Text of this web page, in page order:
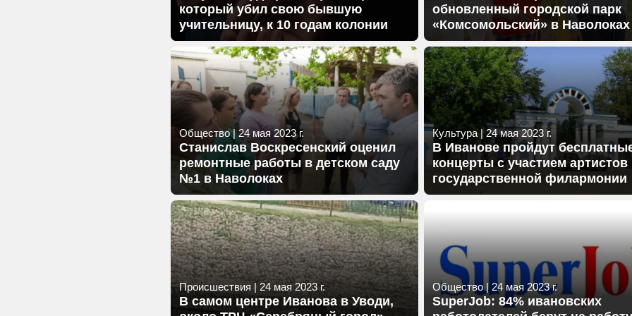
который убил свою бывшую
учительницу, к 10 годам колонии
обновленный городской парк
«Комсомольский» в Наволоках
Общество|24 мая 2023 г.
Станислав Воскресенский оценил
ремонтные работы в детском саду
№1 в Наволоках
Культура |24 мая 2023 г.
В Иванове пройдут
концерты с участием артистов
государственной филармонии
Происшествия | 24 мая 2023 г.
В самом центре Иванова в Уводи,
Общество | 24 мая 2023 г.
SuperJob: 84% ивановских